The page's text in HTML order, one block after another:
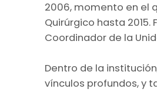
2006, momento en el
Quirúrgico hasta
Coordinador de la
Dentro de la
vínculos profundos, y